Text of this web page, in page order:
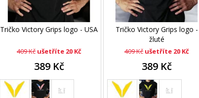
Tričko Victory Grips logo - USA
409 Kč ušetříte 20 Kč
389 Kč
Tričko Victory Grips logo -
žluté
409 Kč ušetříte 20 Kč
389 Kč